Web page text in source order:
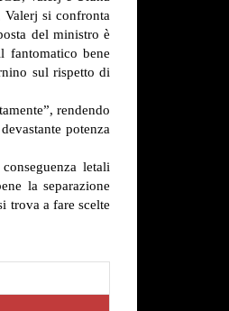
Valerj si confronta
del ministro è
fantomatico bene
sul rispetto di
rendendo
potenza
letali
la separazione
trova a fare scelte